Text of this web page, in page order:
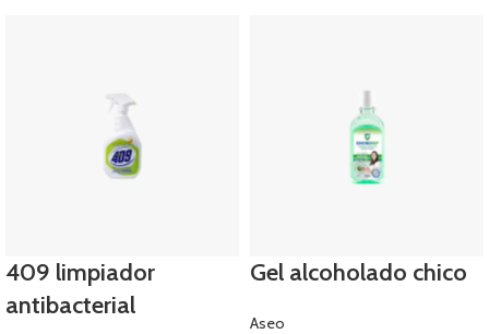
409 limpiador
antibacterial
Gel alcoholado chico
Aseo